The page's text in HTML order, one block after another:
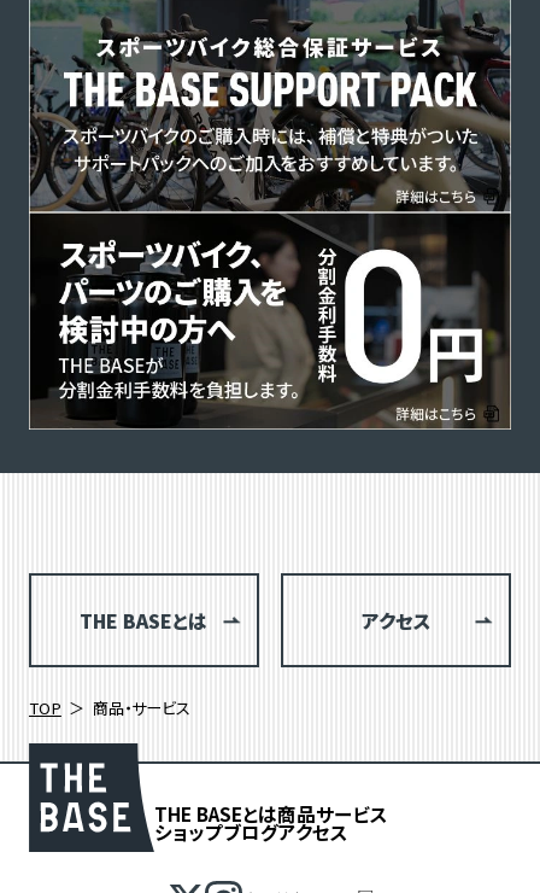
THE BASEとは アクセス
TOP 商品・サービス
THE BASEとは商品サービス
ショップブログアクセス